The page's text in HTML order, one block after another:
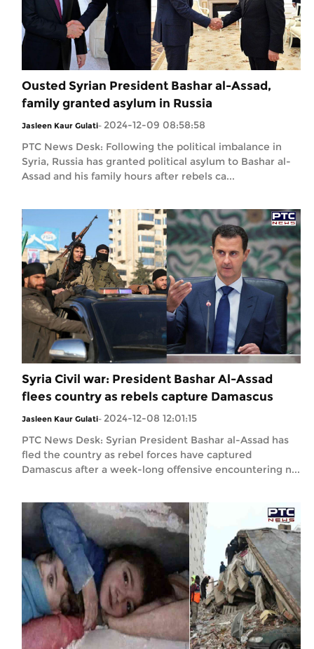
Ousted Syrian President Bashar al-Assad,
family granted asylum in Russia
Jasleen Kaur Gulati- 2024-12-09 08:58:58
PTC News Desk: Following the political imbalance in
Syria, Russia has granted political asylum to Bashar al-
Assad and his family hours after rebels ca...
Syria Civil war: President Bashar Al-Assad
flees country as rebels capture Damascus
Jasleen Kaur Gulati- 2024-12-08 12:01:15
PTC News Desk: Syrian President Bashar al-Assad has
fled the country as rebel forces have captured
Damascus after a week-long offensive encountering n...